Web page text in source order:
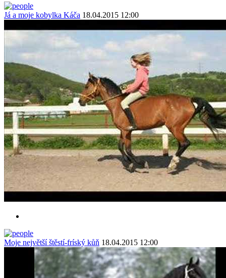
Já a moje kobylka Káča 18.04.2015 12:00
Moje největší štěstí-fríský kůň 18.04.2015 12:00